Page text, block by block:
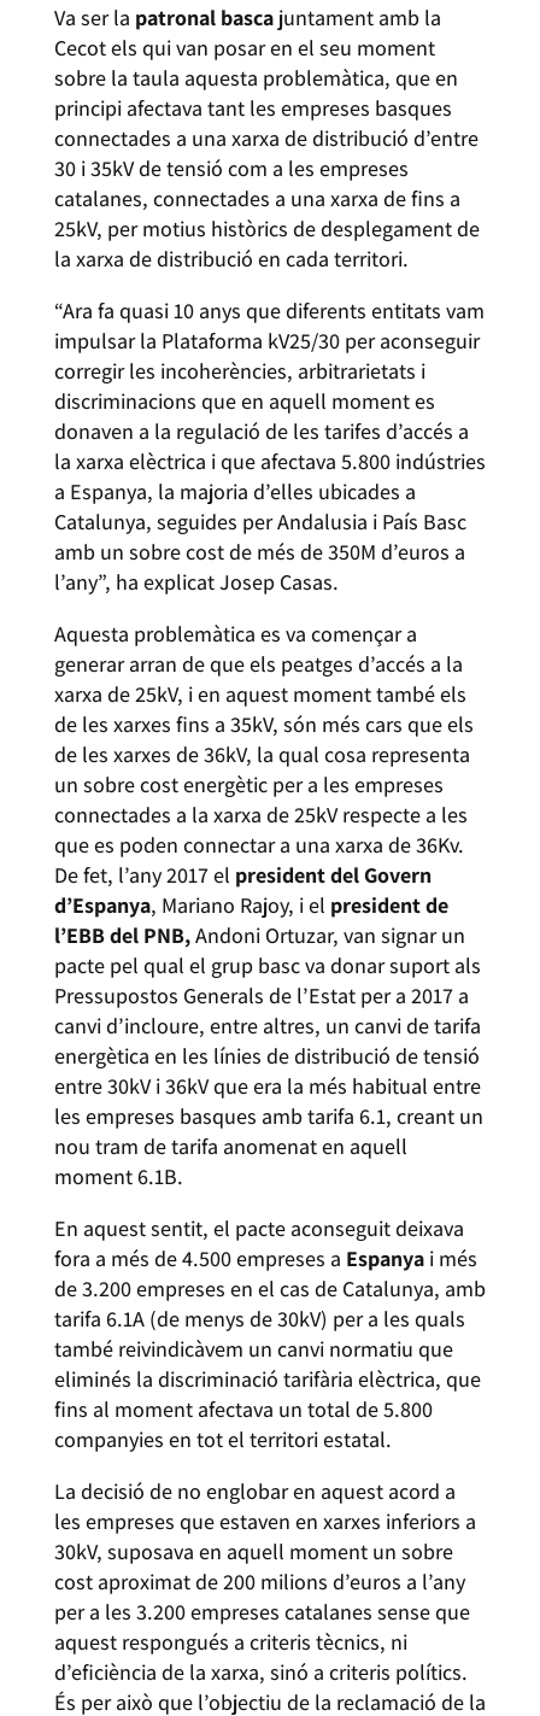
Va ser la patronal bascajuntament amb la
Cecot els qui van posar en el seu moment
sobre la taula aquesta problemàtica, que en
principi afectava tant les empreses basques
connectades a una xarxa de distribució d’entre
30 i 35kV de tensió com a les empreses
catalanes, connectades a una xarxa de fins a
25kV, per motius històrics de desplegament de
la xarxa de distribució en cada territori.
“Ara fa quasi 10 anys que diferents entitats vam
impulsar la Plataforma kV25/30 per aconseguir
corregir les incoherències, arbitrarietats i
discriminacions que en aquell moment es
donaven a la regulació de les tarifes d’accés a
la xarxa elèctrica i que afectava 5.800 indústries
a Espanya, la majoria d’elles ubicades a
Catalunya, seguides per Andalusia i País Basc
amb un sobre cost de més de 350M d’euros a
l’any”, ha explicat Josep Casas.
Aquesta problemàtica es va començar a
generar arran de que els peatges d’accés a la
xarxa de 25kV, i en aquest moment també els
de les xarxes fins a 35kV, són més cars que els
de les xarxes de 36kV, la qual cosa representa
un sobre cost energètic per a les empreses
connectades a la xarxa de 25kV respecte a les
que es poden connectar a una xarxa de 36Kv.
De fet, l’any 2017 el president del Govern
d’Espanya, Mariano Rajoy, i el president de
l’EBB del PNB,Andoni Ortuzar, van signar un
pacte pel qual el grup basc va donar suport als
Pressupostos Generals de l’Estat per a 2017 a
canvi d’incloure, entre altres, un canvi de tarifa
energètica en les línies de distribució de tensió
entre 30kV i 36kV que era la més habitual entre
les empreses basques amb tarifa 6.1, creant un
nou tram de tarifa anomenat en aquell
moment 6.1B.
En aquest sentit, el pacte aconseguit deixava
fora a més de 4.500 empreses a Espanyai més
de 3.200 empreses en el cas de Catalunya, amb
tarifa 6.1A (de menys de 30kV) per a les quals
també reivindicàvem un canvi normatiu que
eliminés la discriminació tarifària elèctrica, que
fins al moment afectava un total de 5.800
companyies en tot el territori estatal.
La decisió de no englobar en aquest acord a
les empreses que estaven en xarxes inferiors a
30kV, suposava en aquell moment un sobre
cost aproximat de 200 milions d’euros a l’any
per a les 3.200 empreses catalanes sense que
aquest respongués a criteris tècnics, ni
d’eficiència de la xarxa, sinó a criteris polítics.
És per això que l’objectiu de la reclamació de la